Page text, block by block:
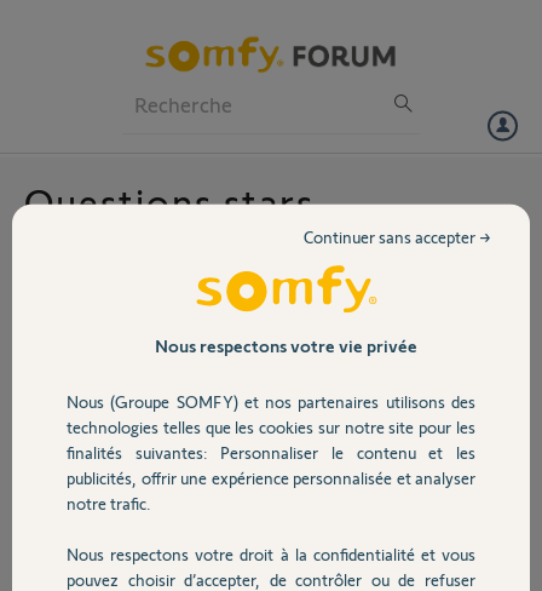
Volet
Sécurité
Domotique
Chauffage
Questions stars
FAQ Services
FAQ Somfy : Existe-t-il toujours une offre de
parrainnage et ou de fidélité Somfy ?
Nous respectons votre vie privée
Nous (Groupe SOMFY) et nos partenaires utilisons des
technologies telles que les cookies sur notre site pour les
finalités suivantes: Personnaliser le contenu et les
publicités, offrir une expérience personnalisée et analyser
notre trafic.
Nous respectons votre droit à la confidentialité et vous
pouvez choisir d’accepter, de contrôler ou de refuser
Continuer sans accepter →